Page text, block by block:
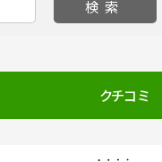
クチコミ